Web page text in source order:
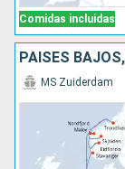
Comidas incluidas
PAISES
MS Zuiderdam